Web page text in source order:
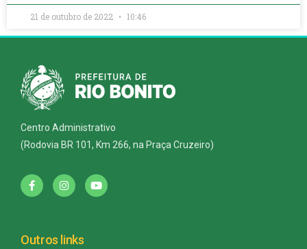
21 de outubro de 2022 10:46
Centro Administrativo
(Rodovia BR 101, Km 266, na Praça Cruzeiro)
Outros links